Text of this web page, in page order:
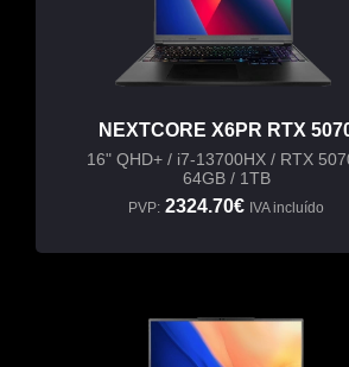
NEXTCORE X6PR RTX
16" QHD+ / i7-13700HX / RTX
64GB / 1TB
PVP: 2324.70€ IVA incluído